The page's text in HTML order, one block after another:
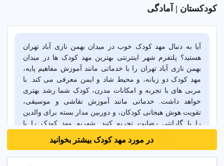
کودکستان | آمادگی
آیا به دنبال مهد کودک خوب در میدان بهمن نازی آباد تهران
هستید؟ پلتفرم شهر اینترنتی بهترین مهد کودک ها در میدان
بهمن نازی آباد تهران را با خدماتی مانند آموزش مفاهیم پایه،
مهد کودک دو زبانه، و محیط شاد و ایمن معرفی می کند. با
مربی های با تجربه و امکانات مدرن، کودک شما رشد بهتری
خواهد داشت. خدماتی مانند آموزش نقاشی و موسیقی،
تقویت هوش هیجانی کودکان، و دوربین مدار بسته برای والدین
را با گارانتی رضایت تجربه کنید. شهریه مهد کودک را با
کنید و بهترین گزینه را انتخاب کنید.
در مورد مهد کودک بیشتر بخوانید